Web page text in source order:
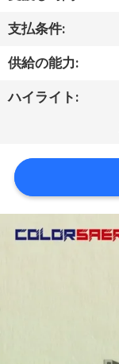
報
会
案
内
品
支払条件:
供給の能力:
ハイライト: